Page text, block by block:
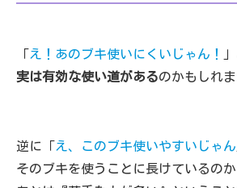
「え！あのブキ使いにくいじゃん！
実は有効な使い道があるのかもしれま
逆に「え、このブキ使いやすいじゃん
そのブキを使うことに長けているのか